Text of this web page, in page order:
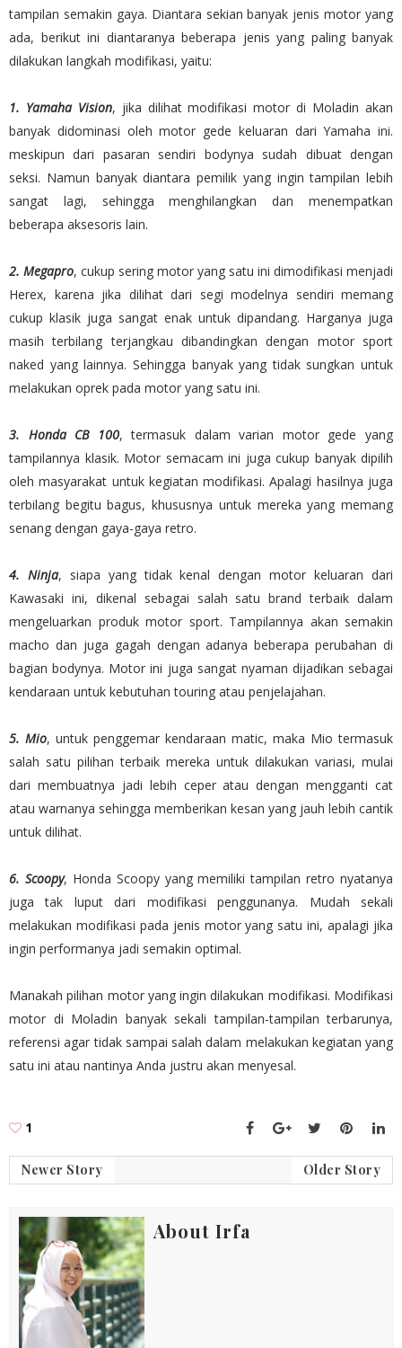
tampilan semakin gaya. Diantara sekian banyak jenis motor yang
ada, berikut ini diantaranya beberapa jenis yang paling banyak
dilakukan langkah modifikasi, yaitu:
1. Yamaha Vision, jika dilihat modifikasi motor di Moladin akan
banyak didominasi oleh motor gede keluaran dari Yamaha ini.
meskipun dari pasaran sendiri bodynya sudah dibuat dengan
seksi. Namun banyak diantara pemilik yang ingin tampilan lebih
sangat lagi, sehingga menghilangkan dan menempatkan
beberapa aksesoris lain.
2. Megapro, cukup sering motor yang satu ini dimodifikasi menjadi
Herex, karena jika dilihat dari segi modelnya sendiri memang
cukup klasik juga sangat enak untuk dipandang. Harganya juga
masih terbilang terjangkau dibandingkan dengan motor sport
naked yang lainnya. Sehingga banyak yang tidak sungkan untuk
melakukan oprek pada motor yang satu ini.
3. Honda CB 100, termasuk dalam varian motor gede yang
tampilannya klasik. Motor semacam ini juga cukup banyak dipilih
oleh masyarakat untuk kegiatan modifikasi. Apalagi hasilnya juga
terbilang begitu bagus, khususnya untuk mereka yang memang
senang dengan gaya-gaya retro.
4. Ninja, siapa yang tidak kenal dengan motor keluaran dari
Kawasaki ini, dikenal sebagai salah satu brand terbaik dalam
mengeluarkan produk motor sport. Tampilannya akan semakin
macho dan juga gagah dengan adanya beberapa perubahan di
bagian bodynya. Motor ini juga sangat nyaman dijadikan sebagai
kendaraan untuk kebutuhan touring atau penjelajahan.
5. Mio, untuk penggemar kendaraan matic, maka Mio termasuk
salah satu pilihan terbaik mereka untuk dilakukan variasi, mulai
dari membuatnya jadi lebih ceper atau dengan mengganti cat
atau warnanya sehingga memberikan kesan yang jauh lebih cantik
untuk dilihat.
6. Scoopy, Honda Scoopy yang memiliki tampilan retro nyatanya
juga tak luput dari modifikasi penggunanya. Mudah sekali
melakukan modifikasi pada jenis motor yang satu ini, apalagi jika
ingin performanya jadi semakin optimal.
Manakah pilihan motor yang ingin dilakukan modifikasi. Modifikasi
motor di Moladin banyak sekali tampilan-tampilan terbarunya,
referensi agar tidak sampai salah dalam melakukan kegiatan yang
satu ini atau nantinya Anda justru akan menyesal.
1
Newer Story Older Story
About Irfa